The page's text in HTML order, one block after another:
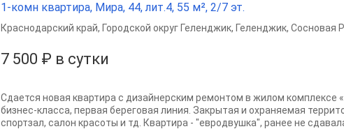
1-комн квартира, Мира, 44, лит.4, 55 м², 2/7 эт.
7 500 ₽ в сутки
Краснодарский край, Городской округ Геленджик, Геленджик, Сосновая
Сдается новая квартира с дизайнерским ремонтом в жилом комплексе
бизнес-класса, первая береговая линия. Закрытая и охраняемая
спортзал, салон красоты и тд. Квартира - "евродвушка", ранее не